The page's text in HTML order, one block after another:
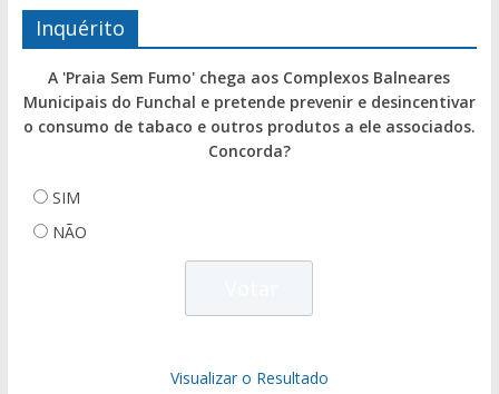
Inquérito
A 'Praia Sem Fumo' chega aos Complexos Balneares
Municipais do Funchal e pretende prevenir e desincentivar
o consumo de tabaco e outros produtos a ele associados.
Concorda?
SIM
NÃO
Visualizar o Resultado